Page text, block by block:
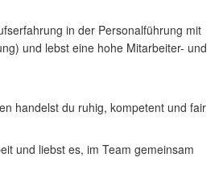
in der Personalführung mit
und lebst eine hohe Mitarbeiter- und
handelst du ruhig, kompetent und fair
und liebst es, im Team gemeinsam